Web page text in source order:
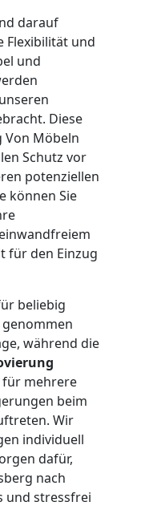
darauf
Flexibilität und
und
Diese
Von Möbeln
Schutz vor
potenziellen
können Sie
für den Einzug
beliebig
während die
für mehrere
beim
Wir
individuell
dafür,
nach
und stressfrei